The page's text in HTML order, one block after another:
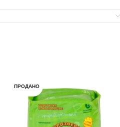
ПРОДАНО